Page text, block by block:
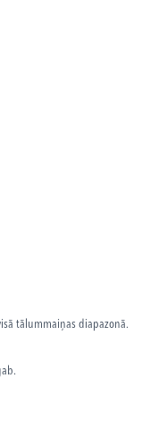
tālummaiņas diapazonā.